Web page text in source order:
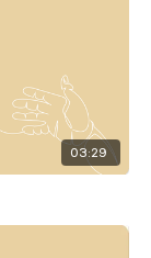
03:29